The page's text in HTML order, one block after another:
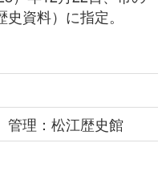
資料）に指定。
理：松江歴史館